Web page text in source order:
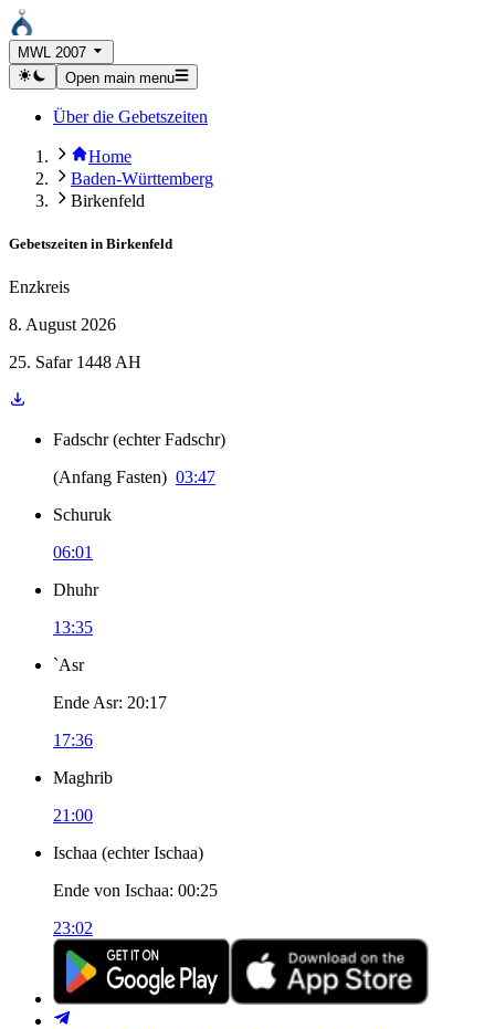
MWL 2007
Open main menu
Über die Gebetszeiten
Home
Baden-Württemberg
Birkenfeld
Gebetszeiten in Birkenfeld
Enzkreis
8. August 2026
25. Safar 1448 AH
Fadschr (echter Fadschr)
(Anfang Fasten) 03:47
Schuruk
06:01
Dhuhr
13:35
`Asr
Ende Asr: 20:17
17:36
Maghrib
21:00
Ischaa (echter Ischaa)
Ende von Ischaa: 00:25
23:02